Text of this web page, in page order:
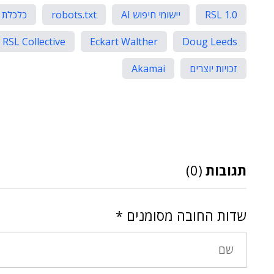
RSL 1.0 יישומי חיפוש AI robots.txt
Doug Leeds
Eckart Walther
RSL Collective
זכויות יוצרים
Akamai
תגובות (0)
שדות החובה מסומנים *